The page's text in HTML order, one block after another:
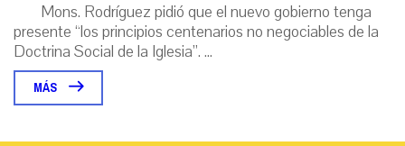
Mons. Rodríguez pidió que el nuevo gobierno tenga
presente “los principios centenarios no negociables de la
Doctrina Social de la Iglesia”. ...
MÁS